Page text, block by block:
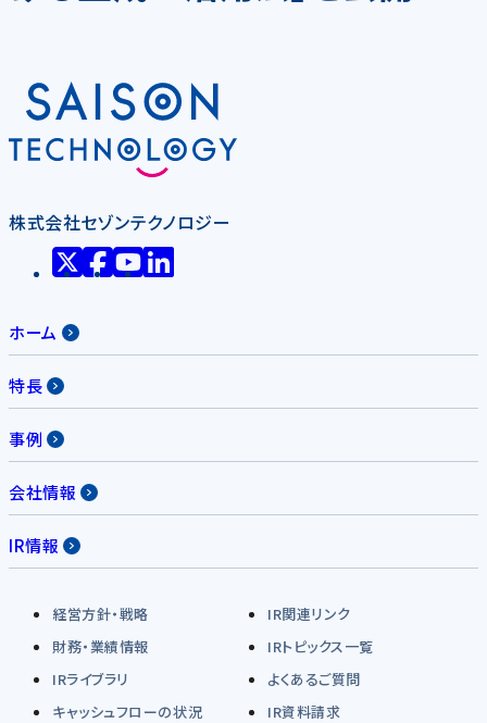
株式会社セゾンテクノロジー
ホーム
特長
事例
会社情報
IR情報
経営方針・戦略
IR関連リンク
財務・業績情報
IRトピックス一覧
IRライブラリ
よくあるご質問
キャッシュフローの状況
IR資料請求